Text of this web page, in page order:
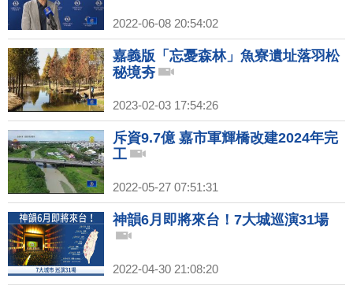
2022-06-08 20:54:02
嘉義版「忘憂森林」魚寮遺址落羽松
秘境夯
2023-02-03 17:54:26
斥資9.7億 嘉市軍輝橋改建2024年完
工
2022-05-27 07:51:31
神韻6月即將來台！7大城巡演31場
2022-04-30 21:08:20